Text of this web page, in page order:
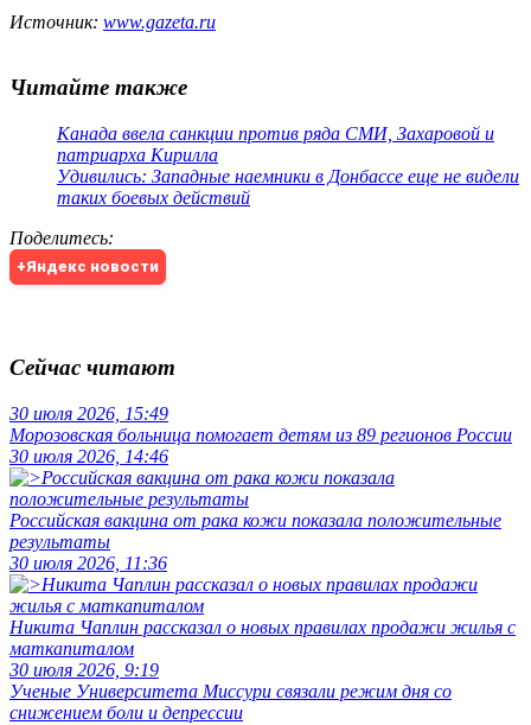
Источник: www.gazeta.ru
Читайте также
Канада ввела санкции против ряда СМИ, Захаровой и
патриарха Кирилла
Удивились: Западные наемники в Донбассе еще не видели
таких боевых действий
Поделитесь:
+Яндекс новости
Сейчас читают
30 июля 2026, 15:49
Морозовская больница помогает детям из 89 регионов России
30 июля 2026, 14:46
Российская вакцина от рака кожи показала положительные
результаты
30 июля 2026, 11:36
Никита Чаплин рассказал о новых правилах продажи жилья с
маткапиталом
30 июля 2026, 9:19
Ученые Университета Миссури связали режим дня со
снижением боли и депрессии